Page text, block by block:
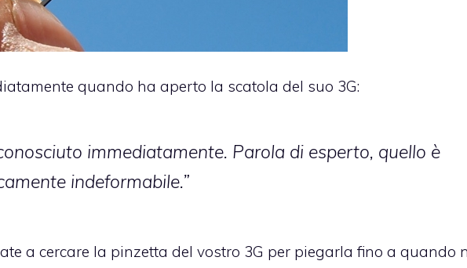
quando ha aperto la scatola del suo 3G:
immediatamente. Parola di esperto, quello è
indeformabile.”
a cercare la pinzetta del vostro 3G per piegarla fino a quando